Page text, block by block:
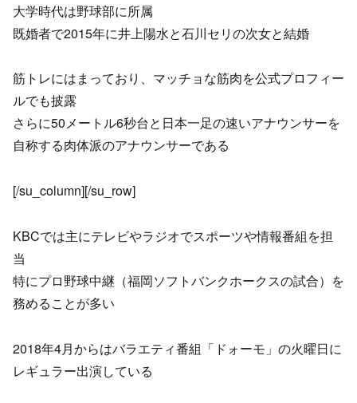
大学時代は野球部に所属
既婚者で2015年に井上陽水と石川セリの次女と結婚
筋トレにはまっており、マッチョな筋肉を公式プロフィー
ルでも披露
さらに50メートル6秒台と日本一足の速いアナウンサーを
自称する肉体派のアナウンサーである
[/su_column][/su_row]
KBCでは主にテレビやラジオでスポーツや情報番組を担
当
特にプロ野球中継（福岡ソフトバンクホークスの試合）を
務めることが多い
2018年4月からはバラエティ番組「ドォーモ」の火曜日に
レギュラー出演している